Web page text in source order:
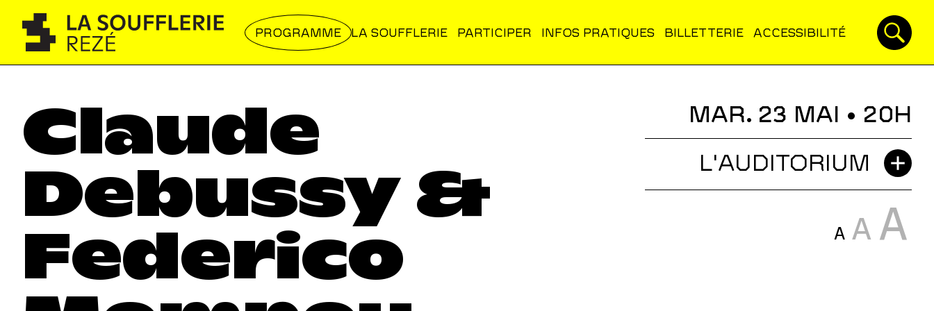
PROGRAMME LA SOUFFLERIE PARTICIPER INFOS PRATIQUES BILLETTERIE ACCESSIBILITÉ
Claude
Debussy &
Federico
MAR. 23 MAI • 20H
L'AUDITORIUM
A A A